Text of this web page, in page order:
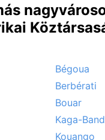
Bégoua
Berbérati
Bouar
Kaga-
Kouango